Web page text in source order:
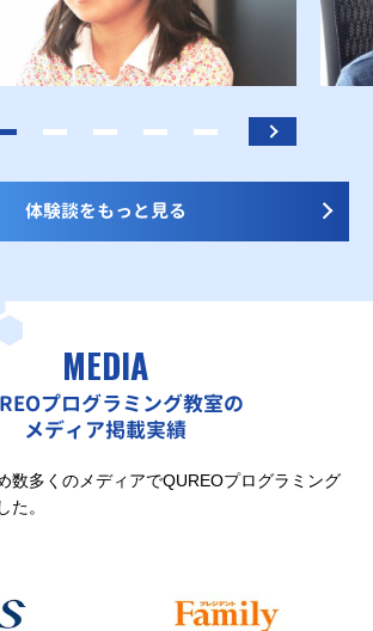
体験談をもっと見る
MEDIA
プログラミング教室の
メディア掲載実績
数多くのメディアでQUREOプログラミング
た。